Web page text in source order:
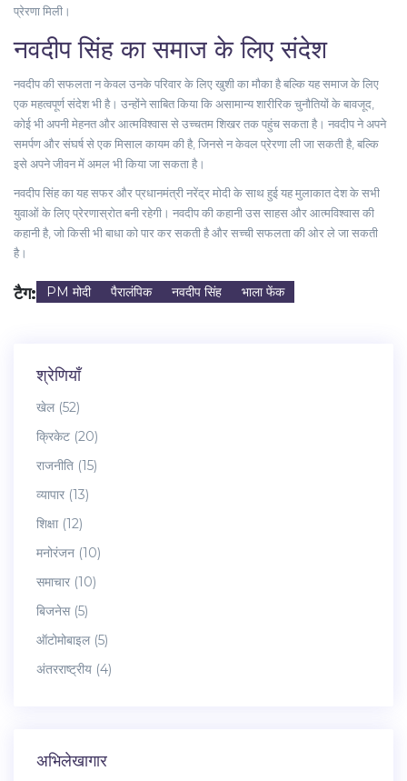
प्रेरणा मिली।
नवदीप सिंह का समाज के लिए संदेश
नवदीप की सफलता न केवल उनके परिवार के लिए खुशी का मौका है बल्कि यह समाज के लिए
एक महत्वपूर्ण संदेश भी है। उन्होंने साबित किया कि असामान्य शारीरिक चुनौतियों के बावजूद,
कोई भी अपनी मेहनत और आत्मविश्वास से उच्चतम शिखर तक पहुंच सकता है। नवदीप ने अपने
समर्पण और संघर्ष से एक मिसाल कायम की है, जिनसे न केवल प्रेरणा ली जा सकती है, बल्कि
इसे अपने जीवन में अमल भी किया जा सकता है।
नवदीप सिंह का यह सफर और प्रधानमंत्री नरेंद्र मोदी के साथ हुई यह मुलाकात देश के सभी
युवाओं के लिए प्रेरणास्रोत बनी रहेगी। नवदीप की कहानी उस साहस और आत्मविश्वास की
कहानी है, जो किसी भी बाधा को पार कर सकती है और सच्ची सफलता की ओर ले जा सकती
है।
टैग: PM मोदी पैरालंपिक नवदीप सिंह भाला फेंक
श्रेणियाँ
खेल (52)
क्रिकेट (20)
राजनीति (15)
व्यापार (13)
शिक्षा (12)
मनोरंजन (10)
समाचार (10)
बिजनेस (5)
ऑटोमोबाइल (5)
अंतरराष्ट्रीय (4)
अभिलेखागार